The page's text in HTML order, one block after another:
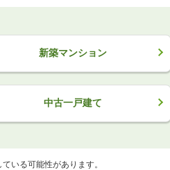
新築マンション
中古一戸建て
いる可能性があります。